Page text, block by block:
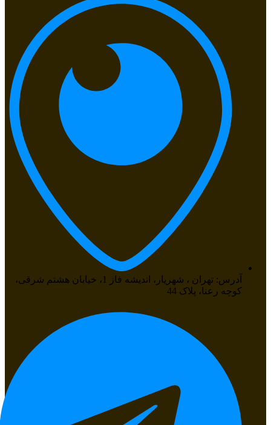
آدرس: تهران ، شهریار، اندیشه فاز 1، خیابان هشتم شرقی،
کوچه رعنا، پلاک 44